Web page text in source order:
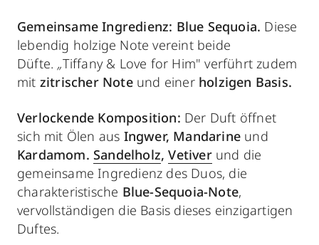
Gemeinsame Ingredienz: Blue Sequoia. Diese
lebendig holzige Note vereint beide
Düfte. „Tiffany & Love for Him" verführt zudem
mit zitrischer Noteund einer holzigen Basis.
Verlockende Komposition: Der Duft öffnet
sich mit Ölen aus Ingwer, Mandarine und
Kardamom. Sandelholz,Vetiverund die
gemeinsame Ingredienz des Duos, die
charakteristische Blue-Sequoia-Note,
vervollständigen die Basis dieses einzigartigen
Duftes.